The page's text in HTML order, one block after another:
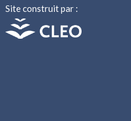
Site construit par :